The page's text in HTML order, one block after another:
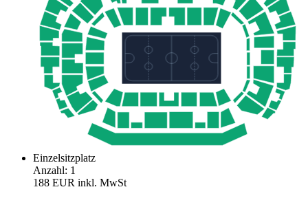
Einzelsitzplatz
Anzahl: 1
188 EUR inkl. MwSt